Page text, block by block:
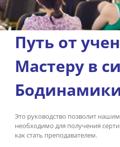
Путь от
Мастеру в
Это руководство позволит
необходимо для получения
как стать преподавателем.